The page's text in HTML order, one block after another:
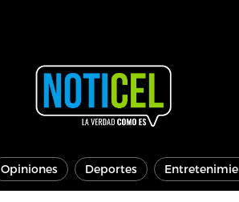
Opiniones Deportes